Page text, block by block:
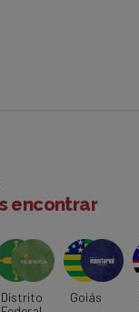
encontrar
Distrito
Goiás